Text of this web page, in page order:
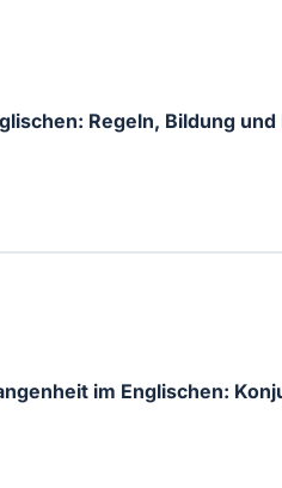
Regeln, Bildung und
im Englischen: